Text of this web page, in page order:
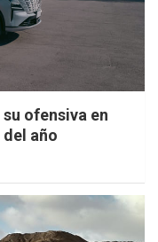
ofensiva en
año